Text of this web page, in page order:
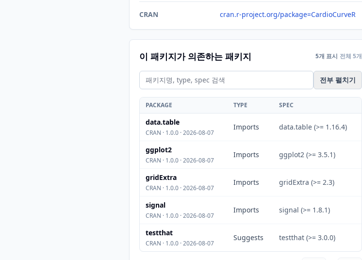
CRAN cran.r-project.org/package=CardioCurveR
이 패키지가 의존하는 패키지 5개 표시 전체 5개
전부 펼치기
PACKAGE TYPE SPEC
data.table
CRAN · 1.0.0 · 2026-08-07
Imports data.table (>= 1.16.4)
ggplot2
CRAN · 1.0.0 · 2026-08-07
Imports ggplot2 (>= 3.5.1)
gridExtra
CRAN · 1.0.0 · 2026-08-07
Imports gridExtra (>= 2.3)
signal
CRAN · 1.0.0 · 2026-08-07
Imports signal (>= 1.8.1)
testthat
CRAN · 1.0.0 · 2026-08-07
Suggests testthat (>= 3.0.0)